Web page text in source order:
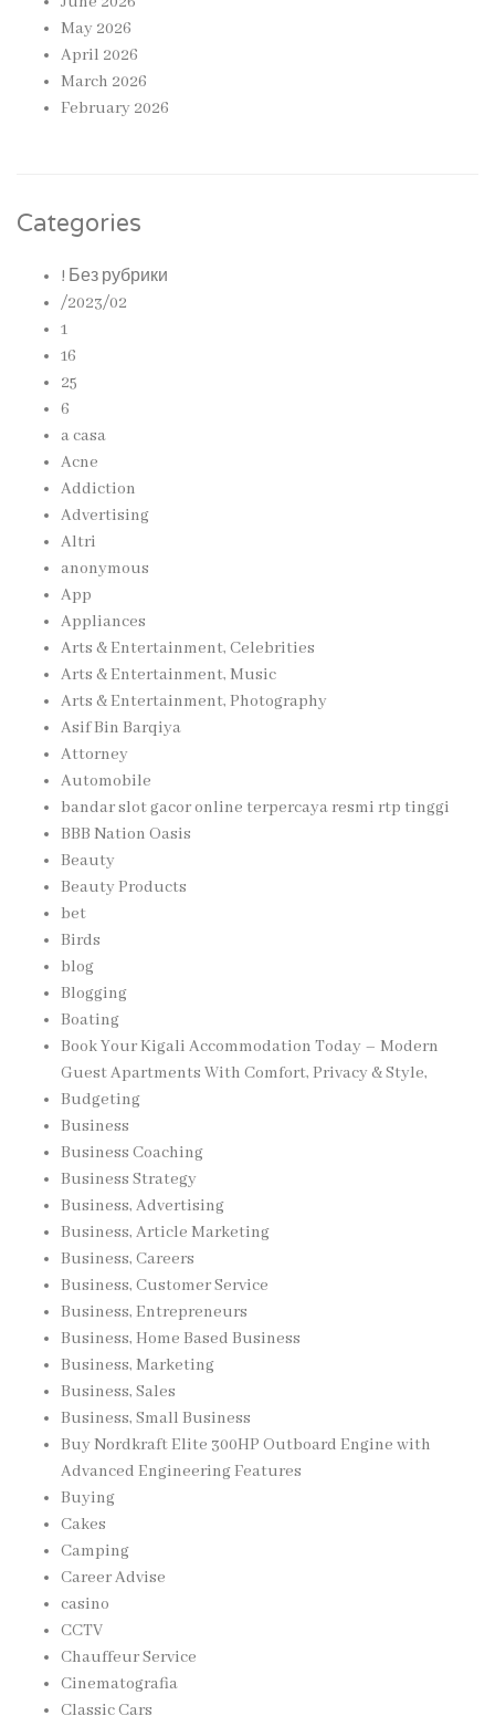
May 2026
April 2026
March 2026
February 2026
Categories
! Без рубрики
/2023/02
1
16
25
6
a casa
Acne
Addiction
Advertising
Altri
anonymous
App
Appliances
Arts & Entertainment, Celebrities
Arts & Entertainment, Music
Arts & Entertainment, Photography
Asif Bin Barqiya
Attorney
Automobile
bandar slot gacor online terpercaya resmi rtp tinggi
BBB Nation Oasis
Beauty
Beauty Products
bet
Birds
blog
Blogging
Boating
Book Your Kigali Accommodation Today – Modern
Guest Apartments With Comfort, Privacy & Style,
Budgeting
Business
Business Coaching
Business Strategy
Business, Advertising
Business, Article Marketing
Business, Careers
Business, Customer Service
Business, Entrepreneurs
Business, Home Based Business
Business, Marketing
Business, Sales
Business, Small Business
Buy Nordkraft Elite 300HP Outboard Engine with
Advanced Engineering Features
Buying
Cakes
Camping
Career Advise
casino
CCTV
Chauffeur Service
Cinematografia
Classic Cars